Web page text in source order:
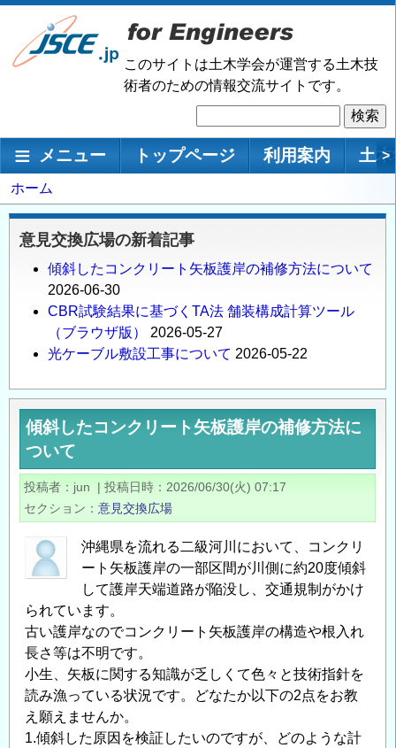
メ
ン
移
動
このサイトは土木学会が運営する土木技
術者のための情報交流サイトです。
索
メインナビゲーション
メニュー トップページ 利用案内 土 >
パ
ン
く
ホーム
意見交換広場の新着記事
傾斜したコンクリート矢板護岸の補修方法について
2026-06-30
CBR試験結果に基づくTA法 舗装構成計算ツール
（ブラウザ版）
2026-05-27
光ケーブル敷設工事について 2026-05-22
傾斜したコンクリート矢板護岸の補修方法に
ついて
投稿者 jun | 投稿日時
2026/06/30(火) 07:17
セクション
意見交換広場
沖縄県を流れる二級河川において、コンクリ
ート矢板護岸の一部区間が川側に約20度傾斜
して護岸天端道路が陥没し、交通規制がかけ
られています。
古い護岸なのでコンクリート矢板護岸の構造や根入れ
長さ等は不明です。
小生、矢板に関する知識が乏しくて色々と技術指針を
読み漁っている状況です。どなたか以下の2点をお教
え願えませんか。
1.傾斜した原因を検証したいのですが、どのような計